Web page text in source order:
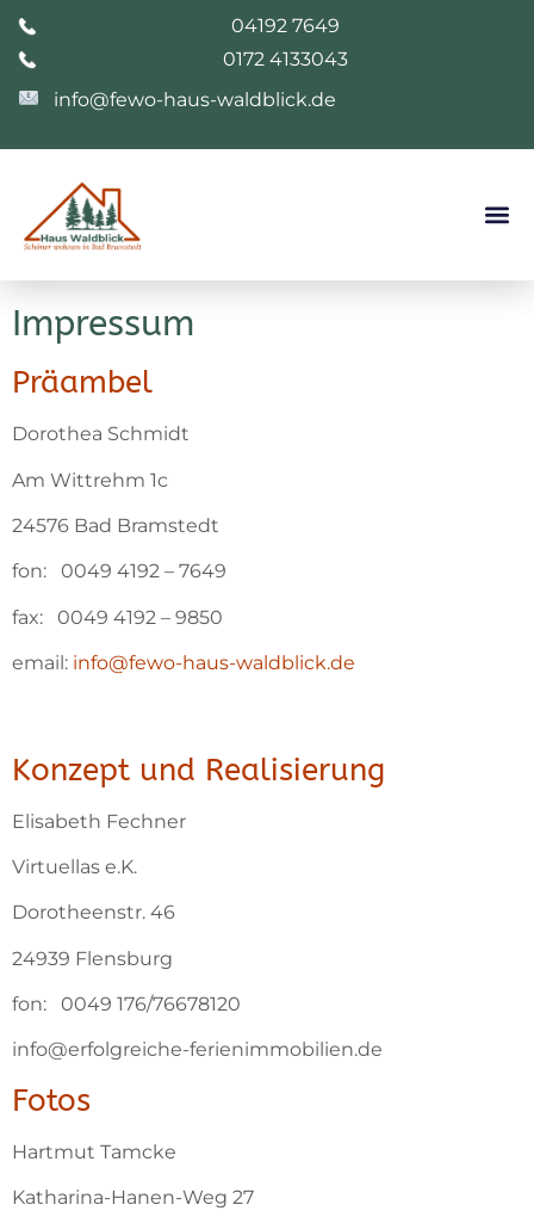
04192 7649
0172 4133043
info@fewo-haus-waldblick.de
Impressum
Präambel
Dorothea Schmidt
Am Wittrehm 1c
24576 Bad Bramstedt
fon: 0049 4192 – 7649
fax: 0049 4192 – 9850
email: info@fewo-haus-waldblick.de
Konzept und Realisierung
Elisabeth Fechner
Virtuellas e.K.
Dorotheenstr. 46
24939 Flensburg
fon: 0049 176/76678120
info@erfolgreiche-ferienimmobilien.de
Fotos
Hartmut Tamcke
Katharina-Hanen-Weg 27